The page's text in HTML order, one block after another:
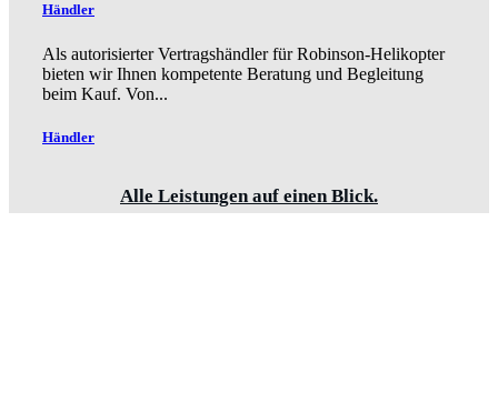
Händler
Als autorisierter Vertragshändler für Robinson-Helikopter
bieten wir Ihnen kompetente Beratung und Begleitung
beim Kauf. Von...
Händler
Alle Leistungen auf einen Blick.